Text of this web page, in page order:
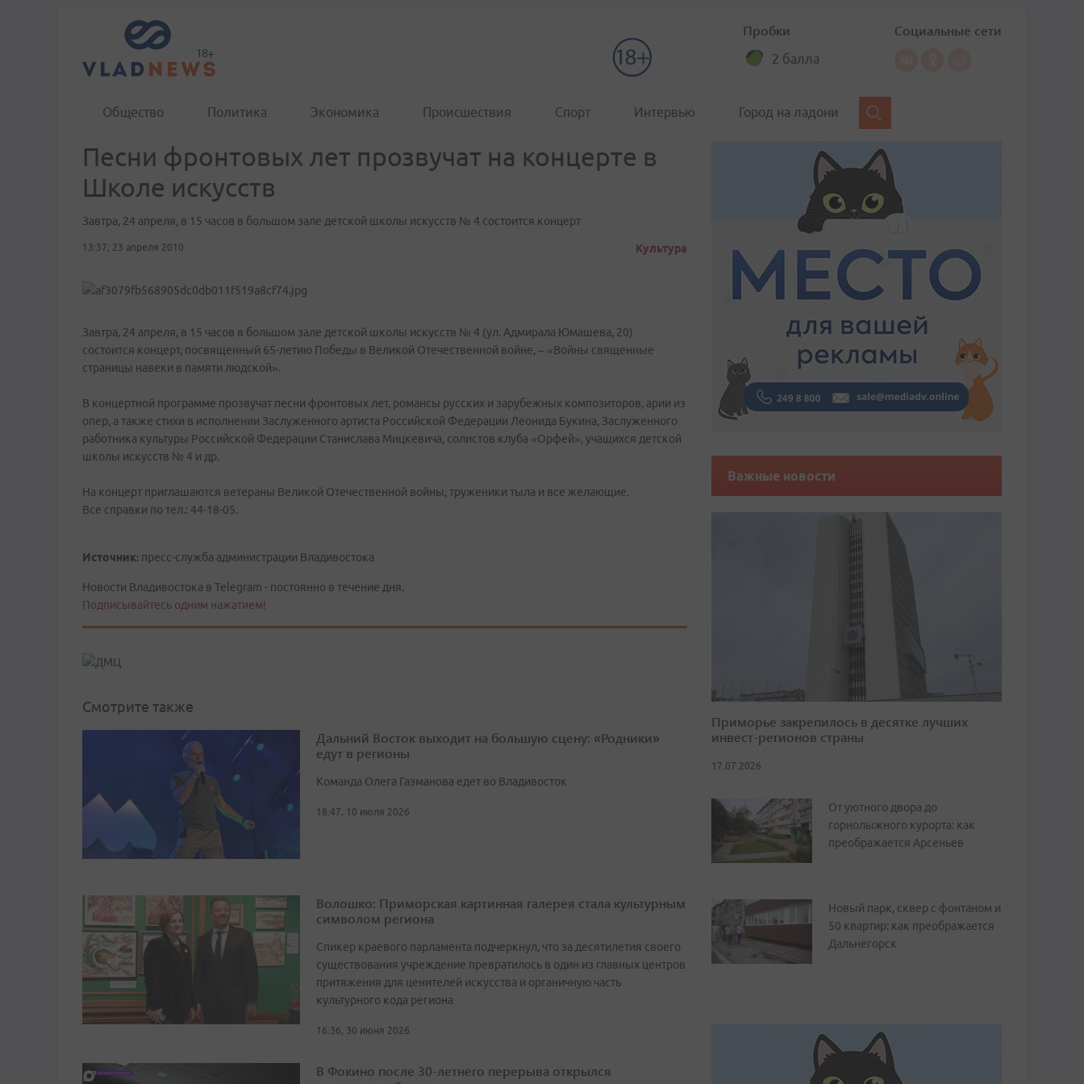
Пробки
2 балла
Социальные сети
Общество Политика Экономика Происшествия Спорт Интервью Город на ладони
Песни фронтовых лет прозвучат на концерте в
Школе искусств
Завтра, 24 апреля, в 15 часов в большом зале детской школы искусств № 4 состоится концерт
13:37, 23 апреля 2010 Культура
Завтра, 24 апреля, в 15 часов в большом зале детской школы искусств № 4 (ул. Адмирала Юмашева, 20)
состоится концерт, посвященный 65-летию Победы в Великой Отечественной войне, – «Войны священные
страницы навеки в памяти людской».
В концертной программе прозвучат песни фронтовых лет, романсы русских и зарубежных композиторов, арии из
опер, а также стихи в исполнении Заслуженного артиста Российской Федерации Леонида Букина, Заслуженного
работника культуры Российской Федерации Станислава Мицкевича, солистов клуба «Орфей», учащихся детской
школы искусств № 4 и др.
На концерт приглашаются ветераны Великой Отечественной войны, труженики тыла и все желающие.
Все справки по тел.: 44-18-05.
Источник: пресс-служба администрации Владивостока
Новости Владивостока в Telegram - постоянно в течение дня.
Подписывайтесь одним нажатием!
Смотрите также
Дальний Восток выходит на большую сцену: «Родники»
едут в регионы
Команда Олега Газманова едет во Владивосток
18:47, 10 июля 2026
Волошко: Приморская картинная галерея стала культурным
символом региона
Спикер краевого парламента подчеркнул, что за десятилетия своего
существования учреждение превратилось в один из главных центров
притяжения для ценителей искусства и органичную часть
культурного кода региона
16:36, 30 июня 2026
В Фокино после 30-летнего перерыва открылся
Важные новости
Приморье закрепилось в десятке лучших
инвест-регионов страны
17.07.2026
От уютного двора до
горнолыжного курорта: как
преображается Арсеньев
Новый парк, сквер с фонтаном и
50 квартир: как преображается
Дальнегорск